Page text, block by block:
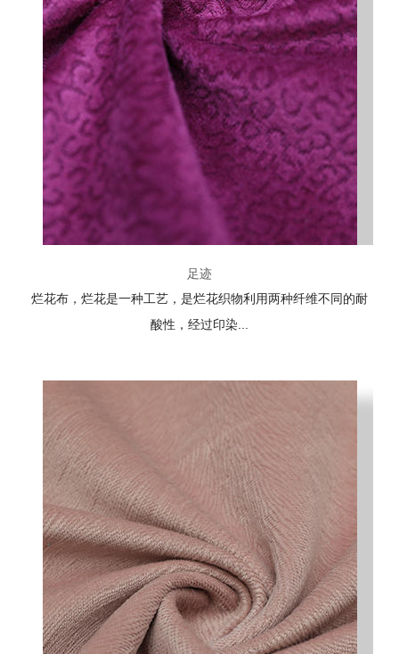
足迹
烂花布，烂花是一种工艺，是烂花织物利用两种纤维不同的耐
酸性，经过印染...